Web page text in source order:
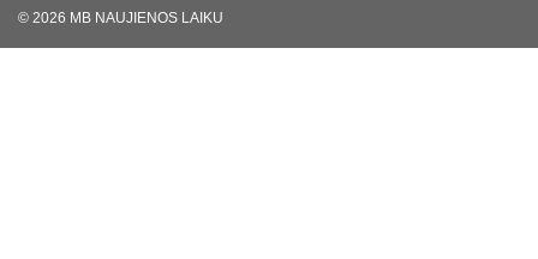
© 2026 MB NAUJIENOS LAIKU